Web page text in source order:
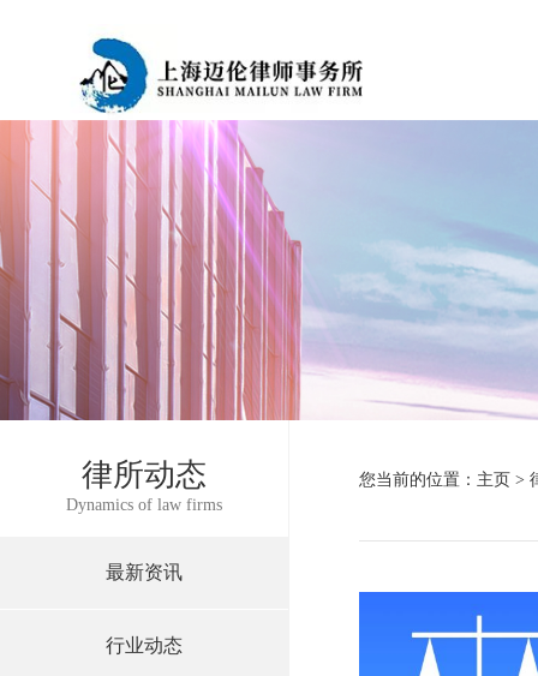
律所动态
Dynamics of law firms
最新资讯
行业动态
您当前的位置： 主页 >